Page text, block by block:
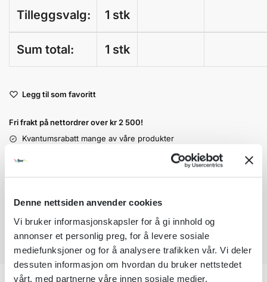
Denne nettsiden anvender cookies
Vi bruker informasjonskapsler for å gi innhold og
annonser et personlig preg, for å levere sosiale
mediefunksjoner og for å analysere trafikken vår. Vi deler
dessuten informasjon om hvordan du bruker nettstedet
vårt, med partnerne våre innen sosiale medier,
Tilleggsvalg: 1 stk
Sum total: 1 stk
l
e
r
t
e
Legg til som favoritt
Fri frakt på nettordrer over kr 2 500!
Kvantumsrabatt mange av våre produkter
Ordre som haster kan sendes innad 1-2 virkedager mot tillegg